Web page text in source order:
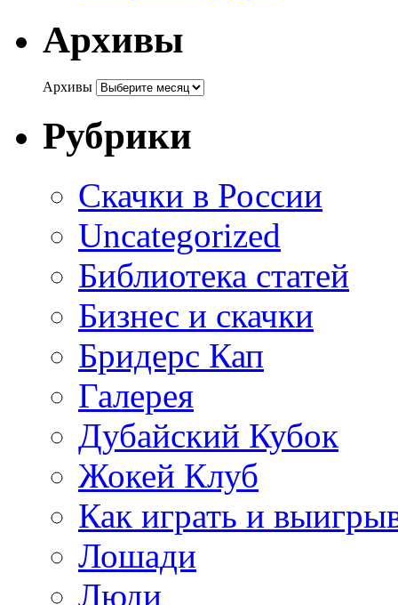
Архивы
Архивы
Рубрики
Cкачки в России
Uncategorized
Библиотека статей
Бизнес и скачки
Бридерс Кап
Галерея
Дубайский Кубок
Жокей Клуб
Как играть и
Лошади
Люди